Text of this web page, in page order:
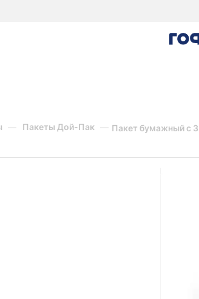
Пакеты Дой-Пак Пакет бумажный с